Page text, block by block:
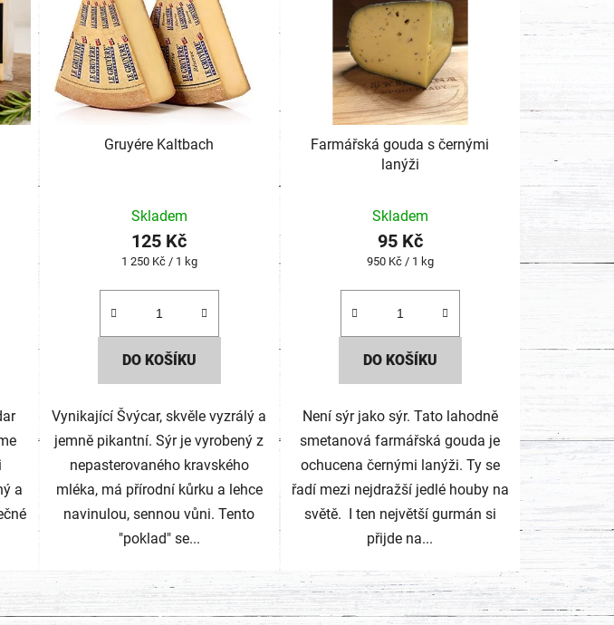
a
Gruyére Kaltbach
Skladem
125 Kč
Měrná
1 250 Kč / 1 kg
DO KOŠÍKU
Vynikající Švýcar, skvěle vyzrálý a
jemně pikantní. Sýr je vyrobený z
nepasterovaného kravského
mléka, má přírodní kůrku a lehce
navinulou, sennou vůni. Tento
"poklad" se...
Farmářská gouda s černými
lanýži
Skladem
95 Kč
Měrná
950 Kč / 1 kg
DO KOŠÍKU
Není sýr jako sýr. Tato lahodně
smetanová farmářská gouda je
ochucena černými lanýži. Ty se
řadí mezi nejdražší jedlé houby na
světě. I ten největší gurmán si
přijde na...